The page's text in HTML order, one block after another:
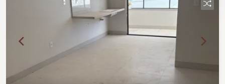
elétrica, concertina e portão eletrônico. Casa é
próxima à supermercado, posto de gasolina,
academia, escolas, creches, enfim com excelente